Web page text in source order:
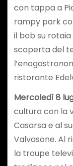
con tappa a
rampy park
il bob su
scoperta del
ristorante
Mercoledì 8
cultura con la
Casarsa e al
Valvasone. Al
la troupe